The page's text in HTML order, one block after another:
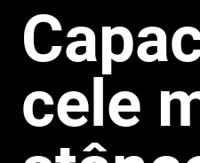
cele